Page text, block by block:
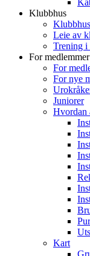
Klubbhus
Klubbhus
Leie av
Trening i
For medlemmer
For
For nye
Juniorer
Hvordan
Kart